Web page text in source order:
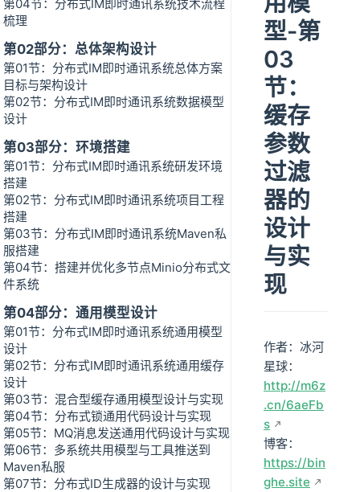
第04节：分布式IM即时通讯系统技术流程
梳理
第02部分：总体架构设计
第01节：分布式IM即时通讯系统总体方案
目标与架构设计
第02节：分布式IM即时通讯系统数据模型
设计
第03部分：环境搭建
第01节：分布式IM即时通讯系统研发环境
搭建
第02节：分布式IM即时通讯系统项目工程
搭建
第03节：分布式IM即时通讯系统Maven私
服搭建
第04节：搭建并优化多节点Minio分布式文
件系统
第04部分：通用模型设计
第01节：分布式IM即时通讯系统通用模型
设计
第02节：分布式IM即时通讯系统通用缓存
设计
第03节：混合型缓存通用模型设计与实现
第04节：分布式锁通用代码设计与实现
第05节：MQ消息发送通用代码设计与实现
第06节：多系统共用模型与工具推送到
Maven私服
第07节：分布式ID生成器的设计与实现
型-第
03
节：
缓存
参数
过滤
器的
设计
与实
现
作者：冰河
星球：
http://m6z
.cn/6aeFb
s
博客：
https://bin
ghe.site